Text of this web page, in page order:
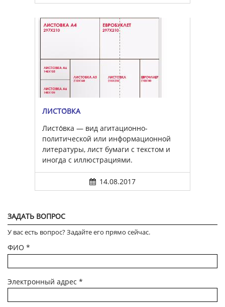
ЛИСТО́ВКА
Листо́вка — вид агитационно-
политической или информационной
литературы, лист бумаги с текстом и
иногда с иллюстрациями.
14.08.2017
ЗАДАТЬ ВОПРОС
У вас есть вопрос? Задайте его прямо сейчас.
ФИО *
Электронный адрес *